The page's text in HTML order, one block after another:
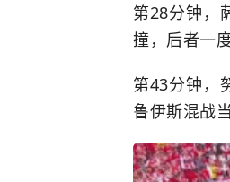
第28分钟，
撞，后者一
第43分钟，
鲁伊斯混战